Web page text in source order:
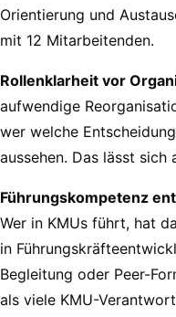
Orientierung und
mit 12 Mitarbeitenden.
Rollenklarheit vor
aufwendige
wer welche
aussehen. Das lässt sich
Führungskompetenz
Wer in KMUs führt, hat
in
Begleitung oder Peer-
als viele KMU-